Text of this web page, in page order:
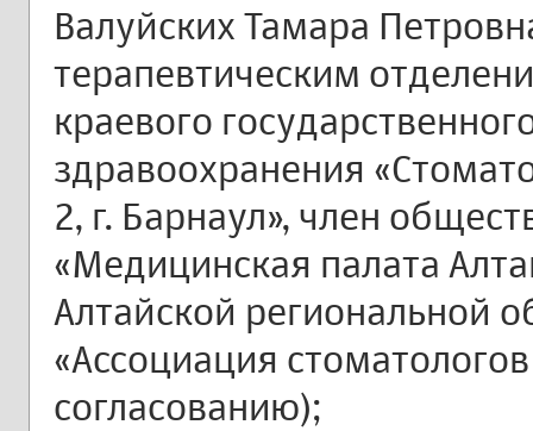
Валуйских Тамара
терапевтическим
краевого
здравоохранения
2, г. Барнаул», член
«Медицинская палата
Алтайской региональной
«Ассоциация
согласованию);